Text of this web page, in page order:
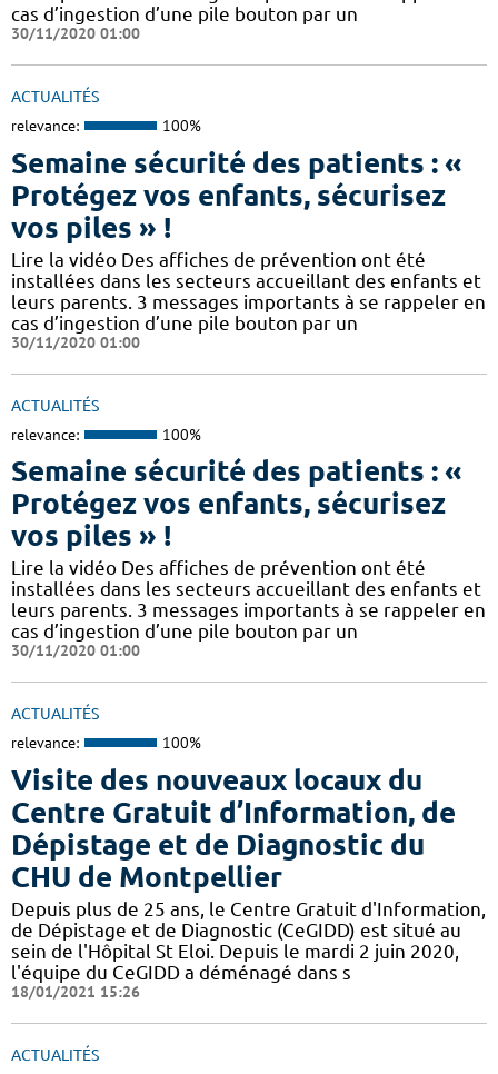
cas d’ingestion d’une pile bouton par un
30/11/2020 01:00
ACTUALITÉS
relevance: 100%
Semaine sécurité des patients : «
Protégez vos enfants, sécurisez
vos piles » !
Lire la vidéo Des affiches de prévention ont été
installées dans les secteurs accueillant des enfants et
leurs parents. 3 messages importants à se rappeler en
cas d’ingestion d’une pile bouton par un
30/11/2020 01:00
ACTUALITÉS
relevance: 100%
Semaine sécurité des patients : «
Protégez vos enfants, sécurisez
vos piles » !
Lire la vidéo Des affiches de prévention ont été
installées dans les secteurs accueillant des enfants et
leurs parents. 3 messages importants à se rappeler en
cas d’ingestion d’une pile bouton par un
30/11/2020 01:00
ACTUALITÉS
relevance: 100%
Visite des nouveaux locaux du
Centre Gratuit d’Information, de
Dépistage et de Diagnostic du
CHU de Montpellier
Depuis plus de 25 ans, le Centre Gratuit d'Information,
de Dépistage et de Diagnostic (CeGIDD) est situé au
sein de l'Hôpital St Eloi. Depuis le mardi 2 juin 2020,
l'équipe du CeGIDD a déménagé dans s
18/01/2021 15:26
ACTUALITÉS